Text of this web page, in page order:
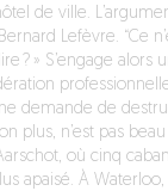
de ville.
Lefèvre. “Ce
? » S’engage alors
demande de
plus, n’est pas beau
où cinq
apaisé. À